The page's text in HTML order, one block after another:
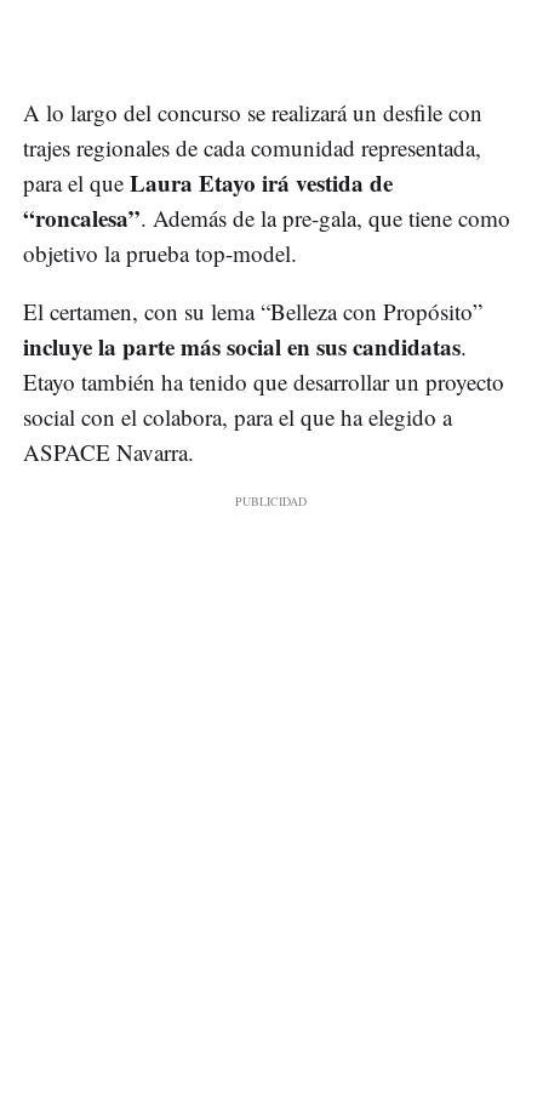
A lo largo del concurso se realizará un desfile con
trajes regionales de cada comunidad representada,
para el que Laura Etayo irá vestida de
“roncalesa”. Además de la pre-gala, que tiene como
objetivo la prueba top-model.
El certamen, con su lema “Belleza con Propósito”
incluye la parte más social en sus candidatas.
Etayo también ha tenido que desarrollar un proyecto
social con el colabora, para el que ha elegido a
ASPACE Navarra.